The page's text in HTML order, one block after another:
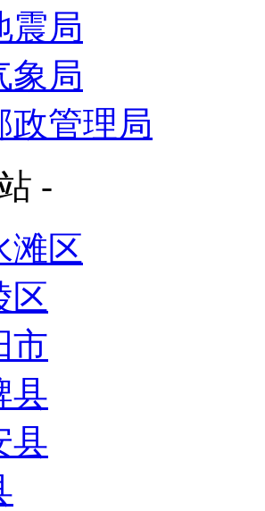
震局
象局
政管理局
-
滩区
区
市
县
县